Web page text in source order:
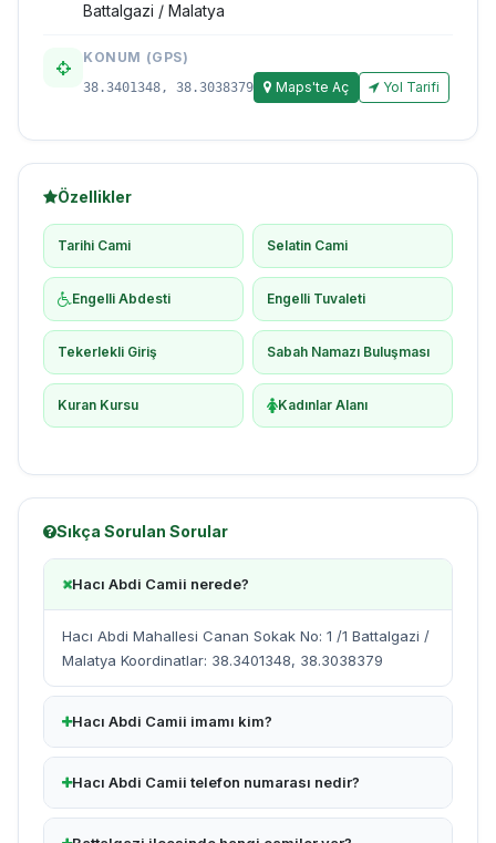
Battalgazi / Malatya
KONUM (GPS)
38.3401348, 38.3038379 Maps'te Aç Yol Tarifi
Özellikler
Tarihi Cami Selatin Cami
Engelli Abdesti Engelli Tuvaleti
Tekerlekli Giriş Sabah Namazı Buluşması
Kuran Kursu Kadınlar Alanı
Sıkça Sorulan Sorular
Hacı Abdi Camii nerede?
Hacı Abdi Mahallesi Canan Sokak No: 1 /1 Battalgazi /
Malatya Koordinatlar: 38.3401348, 38.3038379
Hacı Abdi Camii imamı kim?
Hacı Abdi Camii telefon numarası nedir?